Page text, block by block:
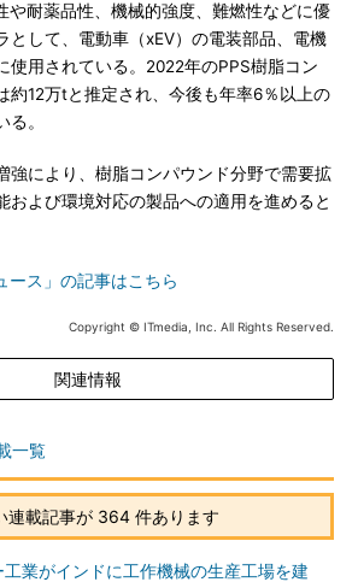
耐薬品性、機械的強度、難燃性などに優
として、電動車（xEV）の電装部品、電機
使用されている。2022年のPPS樹脂コン
約12万tと推定され、今後も年率6％以上の
。
により、樹脂コンパウンド分野で需要拡
および環境対応の製品への適用を進めると
ス」の記事はこちら
Copyright © ITmedia, Inc. All Rights Reserved.
関連情報
一覧
連載記事が 364 件あります
工業がインドに工作機械の生産工場を建